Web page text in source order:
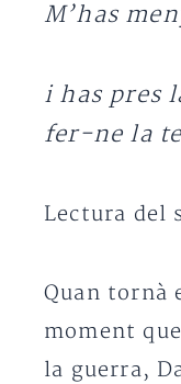
M’has
i has pres
fer-ne la
Lectura del
Quan tornà
moment
la guerra,